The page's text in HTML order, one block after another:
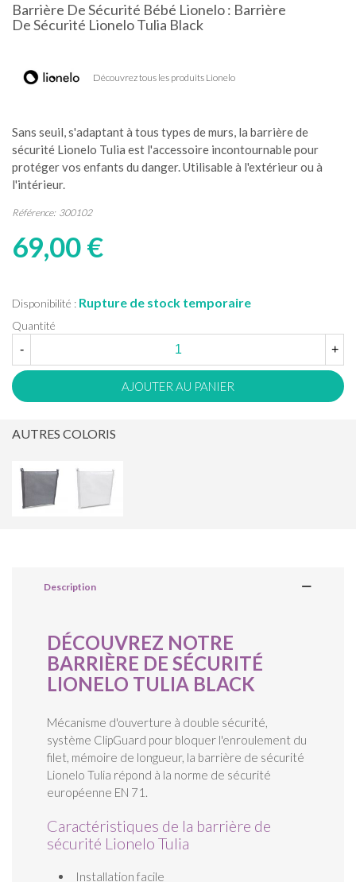
Barrière De Sécurité Bébé Lionelo : Barrière
De Sécurité Lionelo Tulia Black
Découvrez tous les produits Lionelo
Sans seuil, s'adaptant à tous types de murs, la barrière de
sécurité Lionelo Tulia est l'accessoire incontournable pour
protéger vos enfants du danger. Utilisable à l'extérieur ou à
l'intérieur.
Référence: 300102
69,00 €
Disponibilité : Rupture de stock temporaire
Quantité
-
+
AJOUTER AU PANIER
AUTRES COLORIS
Description
DÉCOUVREZ NOTRE
BARRIÈRE DE SÉCURITÉ
LIONELO TULIA BLACK
Mécanisme d'ouverture à double sécurité,
système ClipGuard pour bloquer l'enroulement du
filet, mémoire de longueur, la barrière de sécurité
Lionelo Tulia répond à la norme de sécurité
européenne EN 71.
Caractéristiques de la barrière de
sécurité Lionelo Tulia
Installation facile